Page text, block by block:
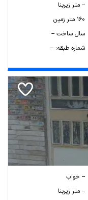
-- متر زیربنا
160 متر زمین
سال ساخت --
شماره طبقه: --
-- خواب
-- متر زیربنا